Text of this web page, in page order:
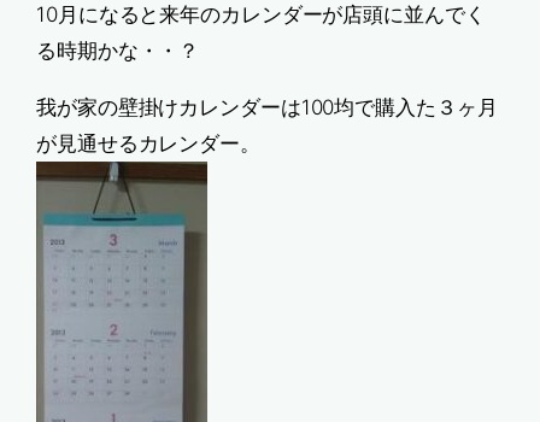
10月になると来年のカレンダーが店頭に並んでく
る時期かな・・？
我が家の壁掛けカレンダーは100均で購入た３ヶ月
が見通せるカレンダー。